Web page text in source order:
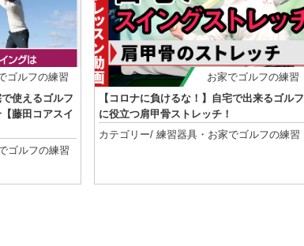
ゴルフの練習
使えるゴルフ
藤田コアスイ
ゴルフの練習
お家でゴルフの練習
【コロナに負けるな！】自宅で出来るゴルフ
に役立つ肩甲骨ストレッチ！
カテゴリー/ 練習器具・ お家でゴルフの練習